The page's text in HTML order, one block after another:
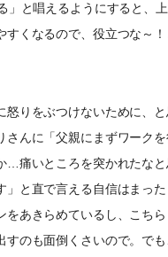
」と唱えるようにすると、
すくなるので、役立つな～
怒りをぶつけないために、
さんに「父親にまずワーク
…痛いところを突かれたなと
」と直で言える自信はまっ
をあきらめているし、こち
すのも面倒くさいので。で